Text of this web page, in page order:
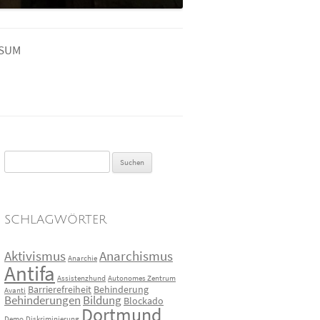
nach:
SCHLAGWÖRTER
Aktivismus Anarchie Anarchismus
Antifa Assistenzhund Autonomes Zentrum
Avanti Barrierefreiheit Behinderung
Behinderungen Bildung Blockado
Dortmund